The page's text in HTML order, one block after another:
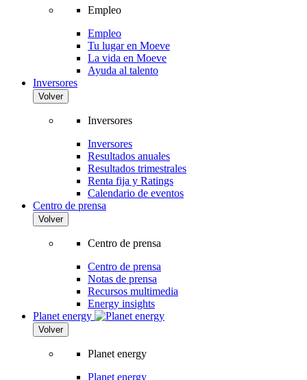
Empleo
Empleo
Tu lugar en Moeve
La vida en Moeve
Ayuda al talento
Inversores
Volver
Inversores
Inversores
Resultados anuales
Resultados trimestrales
Renta fija y Ratings
Calendario de eventos
Centro de prensa
Volver
Centro de prensa
Centro de prensa
Notas de prensa
Recursos multimedia
Energy insights
Planet energy
Volver
Planet energy
Planet energy